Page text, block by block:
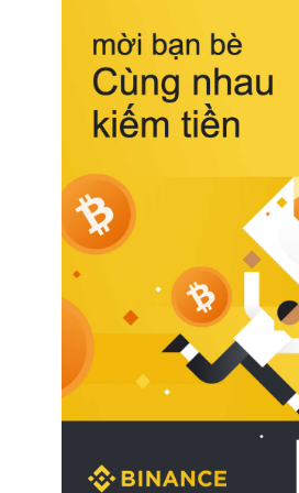
hồi chuẩn xác của phần
cột sống.
Bên cạnh đó, việc lựa
sản phẩm đạt chuẩn chất
tế còn giúp ngăn ngừa tình
khuẩn và nấm mốc trong
thời tiết nóng ẩm. Bạn có
thêm các nghiên cứu khoa
động của giấc ngủ và môi
phòng ngủ đối với sức
người tại Sleep
Link) để có cái nhìn toàn
2. Các tiêu chí vàng khi
chăn ga gối đệm cao cấp
ngủ
Để sở hữu một bộ chăn
cao cấp hoàn hảo cả về
công năng, người tiêu
nhắc kỹ lưỡng các tiêu chí